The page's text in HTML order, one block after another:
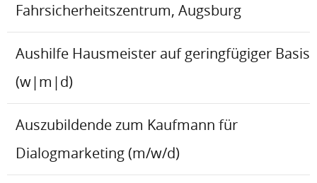
Fahrsicherheitszentrum, Augsburg
Aushilfe Hausmeister auf geringfügiger Basis
(w|m|d)
Auszubildende zum Kaufmann für
Dialogmarketing (m/w/d)